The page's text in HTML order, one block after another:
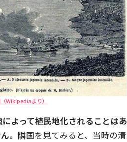
Wikipediaより）
よって植民地化されることはあ
。 隣国を見てみると、当時の清